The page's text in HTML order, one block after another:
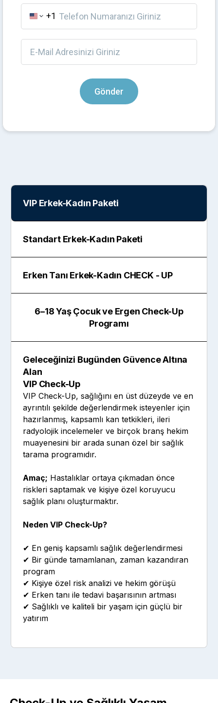
VIP Erkek-Kadın Paketi
Standart Erkek-Kadın Paketi
Erken Tanı Erkek-Kadın CHECK - UP
6–18 Yaş Çocuk ve Ergen Check-Up
Programı
Geleceğinizi Bugünden Güvence Altına
Alan
VIP Check-Up
VIP Check-Up, sağlığını en üst düzeyde ve en
ayrıntılı şekilde değerlendirmek isteyenler için
hazırlanmış, kapsamlı kan tetkikleri, ileri
radyolojik incelemeler ve birçok branş hekim
muayenesini bir arada sunan özel bir sağlık
tarama programıdır.
Amaç; Hastalıklar ortaya çıkmadan önce
riskleri saptamak ve kişiye özel koruyucu
sağlık planı oluşturmaktır.
Neden VIP Check-Up?
✔ En geniş kapsamlı sağlık değerlendirmesi
✔ Bir günde tamamlanan, zaman kazandıran
program
✔ Kişiye özel risk analizi ve hekim görüşü
✔ Erken tanı ile tedavi başarısının artması
✔ Sağlıklı ve kaliteli bir yaşam için güçlü bir
yatırım